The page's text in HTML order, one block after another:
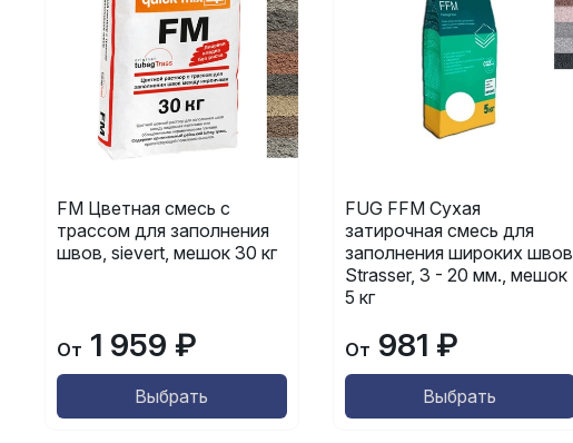
FM Цветная смесь с
трассом для заполнения
швов, sievert, мешок 30 кг
От 1 959 ₽
Выбрать
FUG FFM Сухая
затирочная смесь для
заполнения широких швов
Strasser, 3 - 20 мм., мешок
5 кг
От 981 ₽
Выбрать